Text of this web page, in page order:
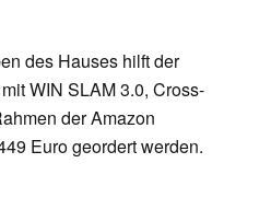
des Hauses hilft der
WIN SLAM 3.0, Cross-
der Amazon
Euro geordert werden.